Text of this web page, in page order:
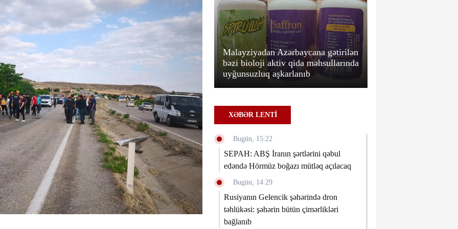
40 dərəcə
Qobustanda maşın işıq dirəyinə
Malayziyadan Azərbaycana gətirilən
bəzi bioloji aktiv qida məhsullarında
uyğunsuzluq aşkarlanıb
XƏBƏR LENTİ
Bugün, 15:22
SEPAH: ABŞ İranın şərtlərini qəbul
edəndə Hörmüz boğazı mütləq açılacaq
Bugün, 14:29
Rusiyanın Gelencik şəhərində dron
təhlükəsi: şəhərin bütün çimərlikləri
bağlanıb